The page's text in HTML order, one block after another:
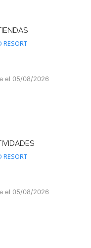
RESORT
el 05/08/2026
RESORT
el 05/08/2026